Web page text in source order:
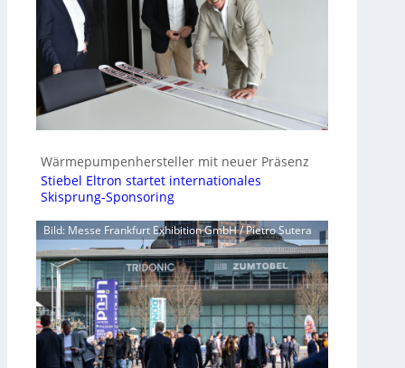
Wärmepumpenhersteller mit neuer Präsenz
Stiebel Eltron startet internationales
Skisprung-Sponsoring
Bild: Messe Frankfurt Exhibition GmbH / Pietro Sutera